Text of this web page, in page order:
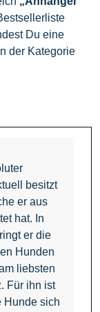
Du eine
der Kategorie
besitzt
er aus
hat. In
er die
Hunden
liebsten
Für ihn ist
Hunde sich